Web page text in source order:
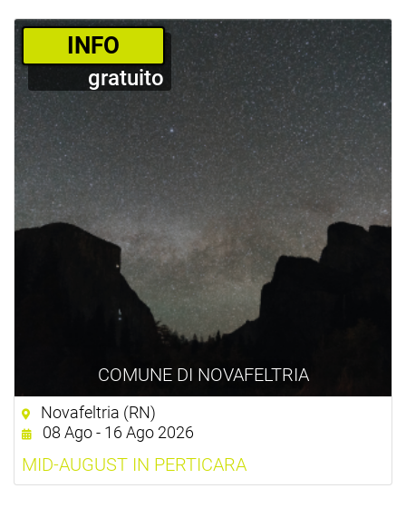
COMUNE DI NOVAFELTRIA
­INFO
gratuito
Novafeltria (RN)
08 Ago - 16 Ago 2026
MID-AUGUST IN PERTICARA